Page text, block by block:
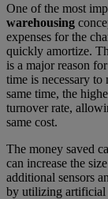
One of the most
warehousing
expenses for the
quickly amortize.
is a major reason
time is necessary to
same time, the
turnover rate,
same cost.
The money saved
can increase the
additional sensors
by utilizing artificial